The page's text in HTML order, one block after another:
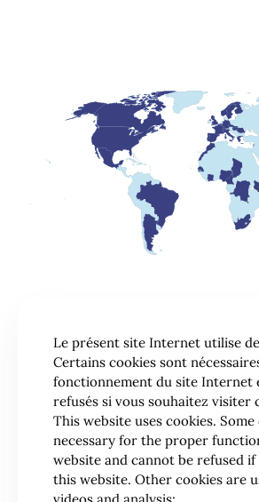
Le présent site Internet utilise
Certains cookies sont
fonctionnement du site Internet
refusés si vous souhaitez visiter
This website uses cookies.
necessary for the proper
website and cannot be refused
this website. Other cookies are